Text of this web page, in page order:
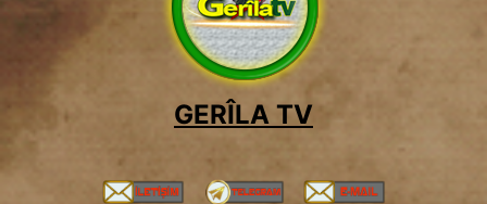
GERÎLA TV